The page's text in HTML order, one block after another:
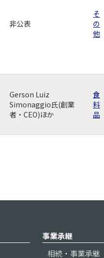
非公表
そ
の
他
Gerson Luiz
Simonaggio氏(創業
者・CEO)ほか
食
料
品
事業承継
相続・事業承継